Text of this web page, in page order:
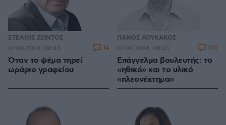
ΣΤΕΛΙΟΣ ΖΩΝΤΟΣ
Όταν το ψέμα τηρεί
ωράριο γραφείου
07.08.2026, 06:33 14
ΠΑΝΟΣ ΛΟΥΚΑΚΟΣ
Επάγγελμα βουλευτής: το
«ηθικό» και το υλικό
«πλεονέκτημα»
07.08.2026, 06:33 160